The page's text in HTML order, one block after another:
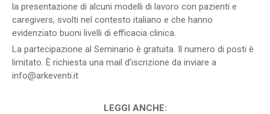
la presentazione di alcuni modelli di lavoro con pazienti e
caregivers, svolti nel contesto italiano e che hanno
evidenziato buoni livelli di efficacia clinica.
La partecipazione al Seminario è gratuita. Il numero di posti è
limitato. È richiesta una mail d’iscrizione da inviare a
info@arkeventi.it
LEGGI ANCHE: